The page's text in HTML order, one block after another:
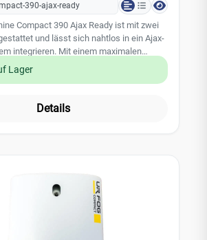
390-ajax-ready
Compact 390 Ajax Ready ist mit zwei
und lässt sich nahtlos in ein Ajax-
integrieren. Mit einem maximalen
von 390 m³ pro Auslösung sorgt sie
in kürzester Zeit. Die
von 500 ml ermöglicht eine
Verneblungsvolumen (pro
m³
Tankvolumen: 500
enthalten) Montage: Decken- /
Lager
Details